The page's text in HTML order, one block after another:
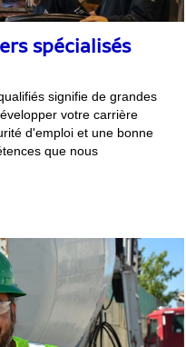
spécialisés
signifie de grandes
votre carrière
d'emploi et une bonne
que nous